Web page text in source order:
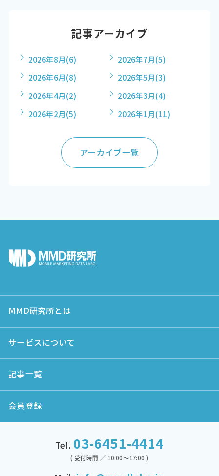
記事アーカイブ
2026年8月(6) 2026年7月(5)
2026年6月(8) 2026年5月(3)
2026年4月(2) 2026年3月(4)
2026年2月(5) 2026年1月(11)
アーカイブ一覧
MMD研究所とは
サービスについて
記事一覧
会員登録
Tel. 03-6451-4414
( 受付時間 ／ 10:00～17:00 )